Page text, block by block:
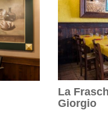
La
Giorgio